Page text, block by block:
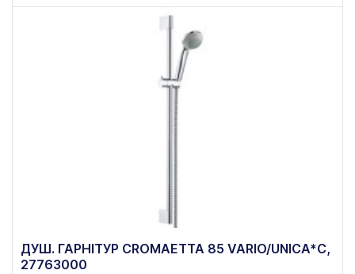
ДУШ. ГАРНІТУР CROMAETTA 85 VARIO/UNICA*C,
27763000